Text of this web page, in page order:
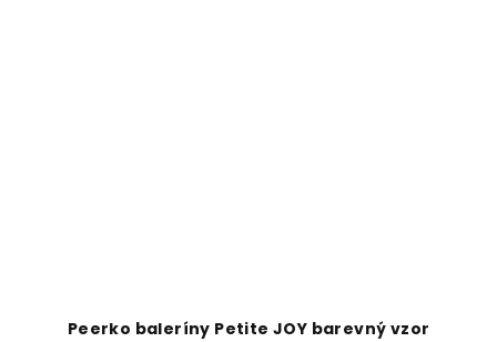
Peerko baleríny Petite JOY barevný vzor